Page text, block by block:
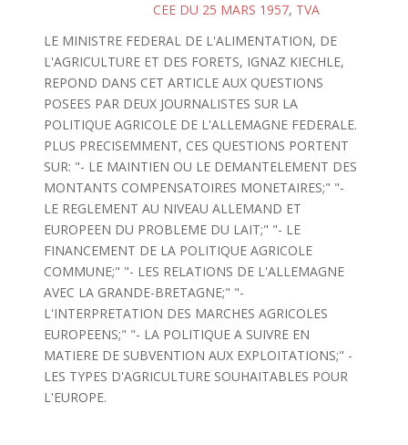
CEE DU 25 MARS 1957, TVA
LE MINISTRE FEDERAL DE L'ALIMENTATION, DE
L'AGRICULTURE ET DES FORETS, IGNAZ KIECHLE,
REPOND DANS CET ARTICLE AUX QUESTIONS
POSEES PAR DEUX JOURNALISTES SUR LA
POLITIQUE AGRICOLE DE L'ALLEMAGNE FEDERALE.
PLUS PRECISEMMENT, CES QUESTIONS PORTENT
SUR: "- LE MAINTIEN OU LE DEMANTELEMENT DES
MONTANTS COMPENSATOIRES MONETAIRES;" "-
LE REGLEMENT AU NIVEAU ALLEMAND ET
EUROPEEN DU PROBLEME DU LAIT;" "- LE
FINANCEMENT DE LA POLITIQUE AGRICOLE
COMMUNE;" "- LES RELATIONS DE L'ALLEMAGNE
AVEC LA GRANDE-BRETAGNE;" "-
L'INTERPRETATION DES MARCHES AGRICOLES
EUROPEENS;" "- LA POLITIQUE A SUIVRE EN
MATIERE DE SUBVENTION AUX EXPLOITATIONS;" -
LES TYPES D'AGRICULTURE SOUHAITABLES POUR
L'EUROPE.